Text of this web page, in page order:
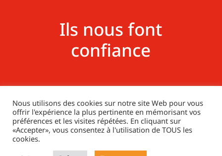
Ils nous font
confiance
Nous utilisons des cookies sur notre site Web pour vous
offrir l'expérience la plus pertinente en mémorisant vos
préférences et les visites répétées. En cliquant sur
«Accepter», vous consentez à l'utilisation de TOUS les
cookies.